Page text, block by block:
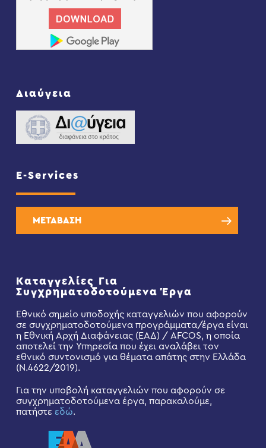
Διαύγεια
E-Services
ΜΕΤΑΒΑΣΗ
Καταγγελίες Για
Συγχρηματοδοτούμενα Έργα
Εθνικό σημείο υποδοχής καταγγελιών που αφορούν
σε συγχρηματοδοτούμενα προγράμματα/έργα είναι
η Εθνική Αρχή Διαφάνειας (ΕΑΔ) / AFCOS, η οποία
αποτελεί την Υπηρεσία που έχει αναλάβει τον
εθνικό συντονισμό για θέματα απάτης στην Ελλάδα
(Ν.4622/2019).
Για την υποβολή καταγγελιών που αφορούν σε
συγχρηματοδοτούμενα έργα, παρακαλούμε,
πατήστε εδώ.